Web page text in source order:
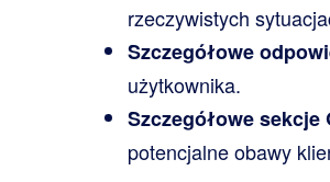
rzeczywistych
Szczegółowe
użytkownika.
Szczegółowe
potencjalne obawy